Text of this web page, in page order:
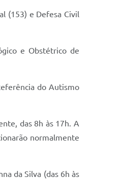
(153) e Defesa Civil
e Obstétrico de
do Autismo
das 8h às 17h. A
normalmente
da Silva (das 6h às